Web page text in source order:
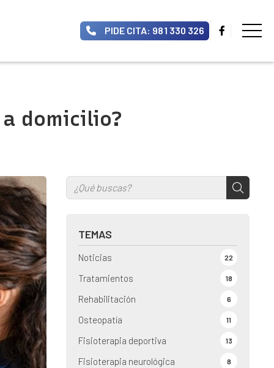
PIDE CITA: 981 330 326
domicilio?
TEMAS
Noticias 22
Tratamientos 18
Rehabilitación 6
Osteopatía 11
Fisioterapia deportiva 13
Fisioterapia neurológica 8